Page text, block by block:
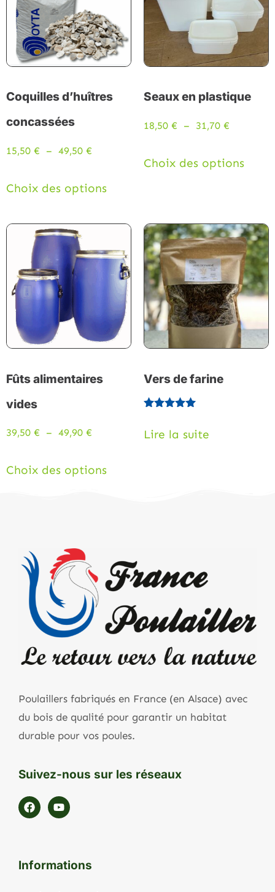
Coquilles d’huîtres
concassées
15,50 € – 49,50 €
Choix des options
Seaux en plastique
18,50 € – 31,70 €
Choix des options
Fûts alimentaires
vides
39,50 € – 49,90 €
Choix des options
Vers de farine
sur 5
Lire la suite
Poulaillers fabriqués en France (en Alsace) avec
du bois de qualité pour garantir un habitat
durable pour vos poules.
Suivez-nous sur les réseaux
Informations